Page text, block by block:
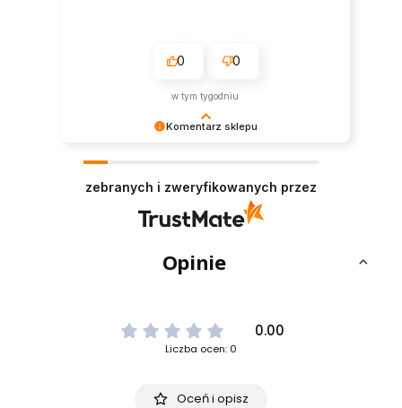
Komentarz sklepu
Doceniamy czas i wysiłek włożony w podzielenie
się z nami Twoimi doświadczeniami. Do
0 0
w tym tygodniu
zebranych i zweryfikowanych przez
Opinie
0.00
Liczba ocen: 0
Oceń i opisz